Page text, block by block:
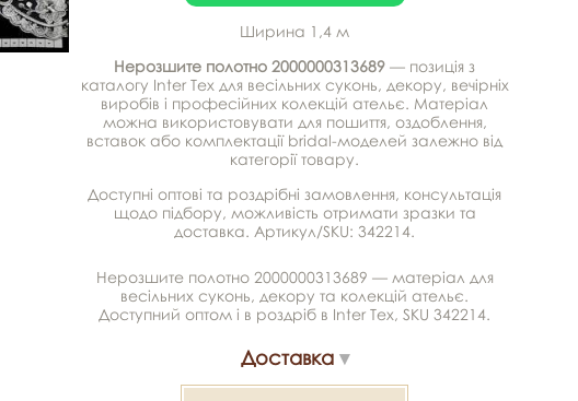
Ширина 1,4 м
Нерозшите полотно 2000000313689 — позиція з
каталогу Inter Tex для весільних суконь, декору, вечірніх
виробів і професійних колекцій ательє. Матеріал
можна використовувати для пошиття, оздоблення,
вставок або комплектації bridal-моделей залежно від
категорії товару.
Доступні оптові та роздрібні замовлення, консультація
щодо підбору, можливість отримати зразки та
доставка. Артикул/SKU: 342214.
Нерозшите полотно 2000000313689 — матеріал для
весільних суконь, декору та колекцій ательє.
Доступний оптом і в роздріб в Inter Tex, SKU 342214.
Доставка